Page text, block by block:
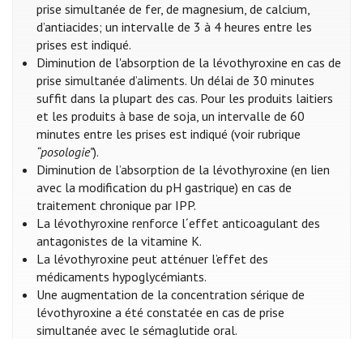
prise simultanée de fer, de magnesium, de calcium,
d’antiacides; un intervalle de 3 à 4 heures entre les
prises est indiqué.
Diminution de l'absorption de la lévothyroxine en cas de
prise simultanée d’aliments. Un délai de 30 minutes
suffit dans la plupart des cas. Pour les produits laitiers
et les produits à base de soja, un intervalle de 60
minutes entre les prises est indiqué (voir rubrique
“posologie”).
Diminution de l’absorption de la lévothyroxine (en lien
avec la modification du pH gastrique) en cas de
traitement chronique par IPP.
La lévothyroxine renforce l´effet anticoagulant des
antagonistes de la vitamine K.
La lévothyroxine peut atténuer l’effet des
médicaments hypoglycémiants.
Une augmentation de la concentration sérique de
lévothyroxine a été constatée en cas de prise
simultanée avec le sémaglutide oral.